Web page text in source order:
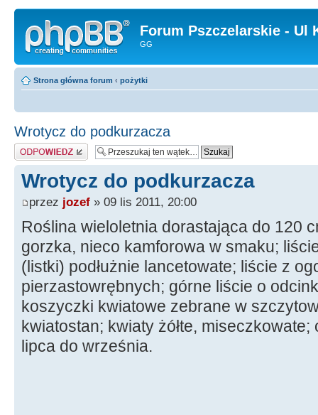
Forum Pszczelarskie - Ul
GG
Strona główna forum ‹ pożytki
Wrotycz do podkurzacza
Odpowiedz
Wrotycz do podkurzacza
przez jozef » 09 lis 2011, 20:00
Roślina wieloletnia dorastająca do 120
gorzka, nieco kamforowa w smaku;
(listki) podłużnie lancetowate; liście z
pierzastowrębnych; górne liście o
koszyczki kwiatowe zebrane w
kwiatostan; kwiaty żółte, miseczkowate;
lipca do września.